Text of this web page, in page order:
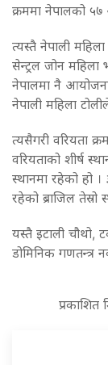
क्रममा नेपालको
त्यस्तै नेपाली
सेन्ट्रल जोन महिला
नेपालमा नै
नेपाली महिला
त्यसैगरी वरियता
वरियताको शीर्ष
स्थानमा रहेको हो
रहेको ब्राजिल तेस्रो
यस्तै इटाली चौथो,
डोमिनिक गणतन्त्र